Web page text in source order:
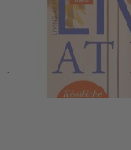
Living at
Living at Home
inkl. MwSt.